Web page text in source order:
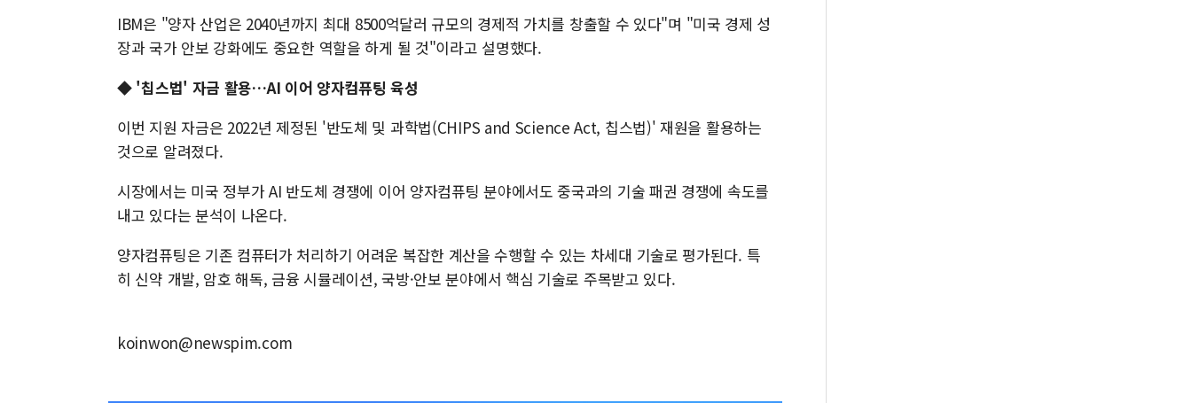
IBM은 "양자 산업은 2040년까지 최대 8500억달러 규모의 경제적 가치를 창출할 수 있다"며 "미국 경제 성
장과 국가 안보 강화에도 중요한 역할을 하게 될 것"이라고 설명했다.
◆ '칩스법' 자금 활용…AI 이어 양자컴퓨팅 육성
이번 지원 자금은 2022년 제정된 '반도체 및 과학법(CHIPS and Science Act, 칩스법)' 재원을 활용하는
것으로 알려졌다.
시장에서는 미국 정부가 AI 반도체 경쟁에 이어 양자컴퓨팅 분야에서도 중국과의 기술 패권 경쟁에 속도를
내고 있다는 분석이 나온다.
양자컴퓨팅은 기존 컴퓨터가 처리하기 어려운 복잡한 계산을 수행할 수 있는 차세대 기술로 평가된다. 특
히 신약 개발, 암호 해독, 금융 시뮬레이션, 국방·안보 분야에서 핵심 기술로 주목받고 있다.
koinwon@newspim.com